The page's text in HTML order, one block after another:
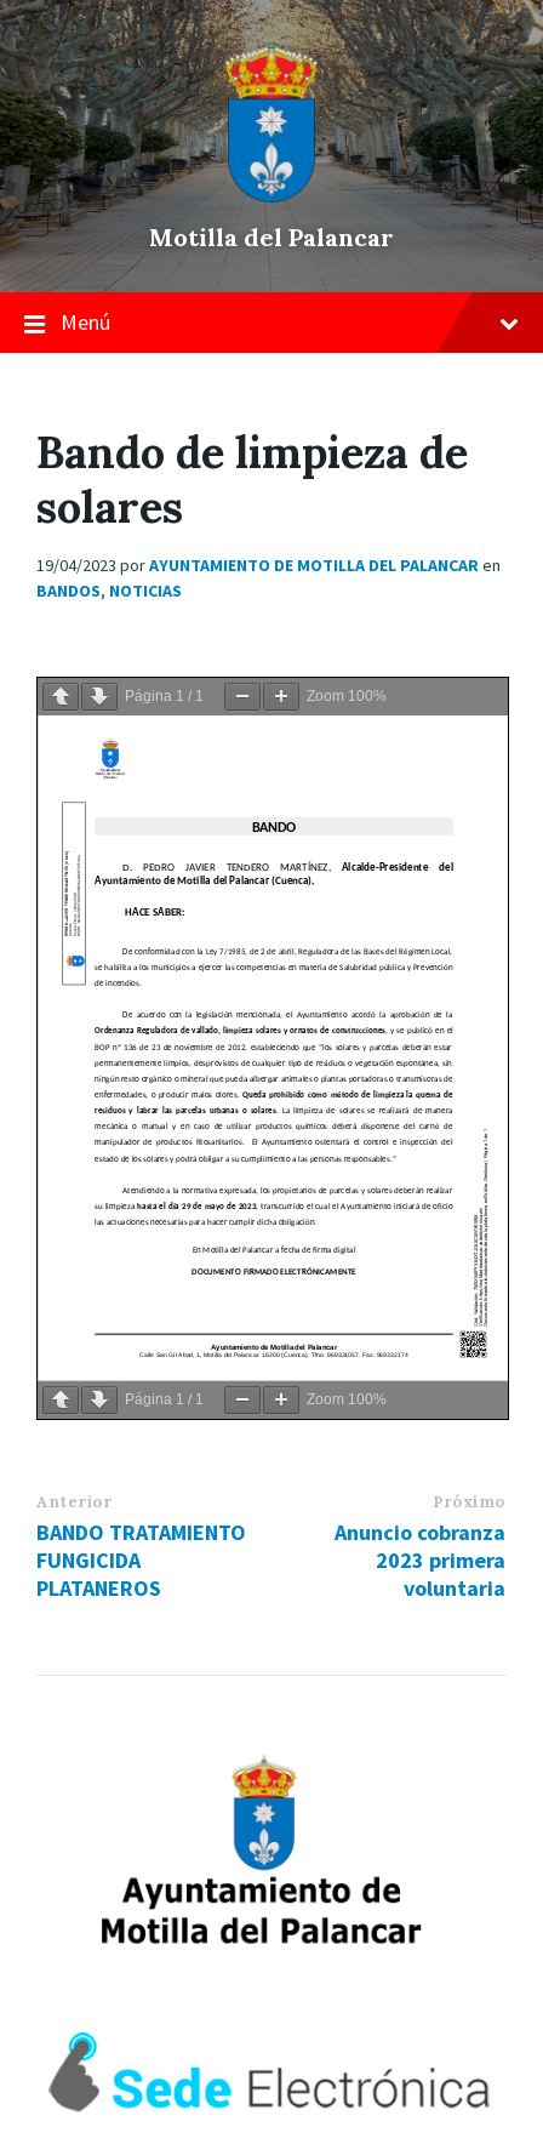
Skip
to
content
Saltar
a
la
navegación
principal
Saltar
a
pie
de
página
Motilla del Palancar
Menú
Bando de limpieza de
solares
19/04/2023 porAYUNTAMIENTO DE MOTILLA DEL PALANCARen
BANDOS, NOTICIAS
Página 1 / 1 Zoom 100%
Página 1 / 1 Zoom 100%
Anterior
BANDO TRATAMIENTO
FUNGICIDA
PLATANEROS
Próximo
Anuncio cobranza
2023 primera
voluntaria